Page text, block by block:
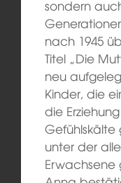
sondern
nach 1945
Titel „Die
neu
Kinder, die
die
Gefühlskälte
unter der